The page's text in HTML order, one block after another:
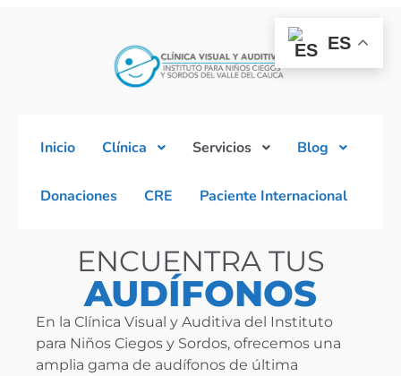
Inicio Clínica Servicios Blog
Donaciones CRE Paciente Internacional
ENCUENTRA TUS
AUDÍFONOS
En la Clínica Visual y Auditiva del Instituto
para Niños Ciegos y Sordos, ofrecemos una
amplia gama de audífonos de última
ES